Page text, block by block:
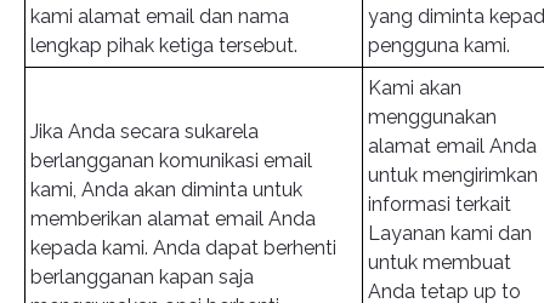
kami alamat email dan nama
lengkap pihak ketiga tersebut.
yang diminta
pengguna kami.
Jika Anda secara sukarela
berlangganan komunikasi email
kami, Anda akan diminta untuk
memberikan alamat email Anda
kepada kami. Anda dapat berhenti
berlangganan kapan saja
Kami akan
menggunakan
alamat email Anda
untuk mengirimkan
informasi terkait
Layanan kami dan
untuk membuat
Anda tetap up to